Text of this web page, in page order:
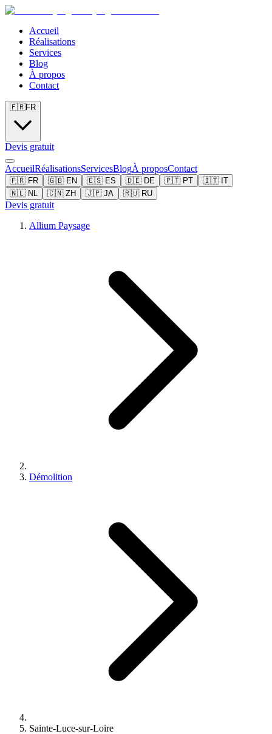
Accueil
Réalisations
Services
Blog
À propos
Contact
🇫🇷FR
Devis gratuit
AccueilRéalisationsServicesBlogÀ proposContact
🇫🇷 FR 🇬🇧 EN 🇪🇸 ES 🇩🇪 DE 🇵🇹 PT 🇮🇹 IT
🇳🇱 NL 🇨🇳 ZH 🇯🇵 JA 🇷🇺 RU
Devis gratuit
Allium Paysage
Démolition
Sainte-Luce-sur-Loire